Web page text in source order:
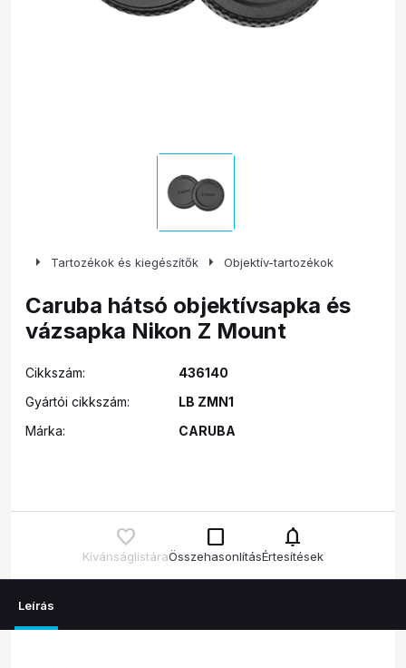
arrow_right Tartozékok és kiegészítők arrow_right Objektív-tartozékok
Caruba hátsó objektívsapka és
vázsapka Nikon Z Mount
Cikkszám:
436140
Gyártói cikkszám:
LB ZMN1
Márka:
CARUBA
Kívánságlistára
check_box_outline_blank
Összehasonlítás
notifications
Értesítések
Leírás